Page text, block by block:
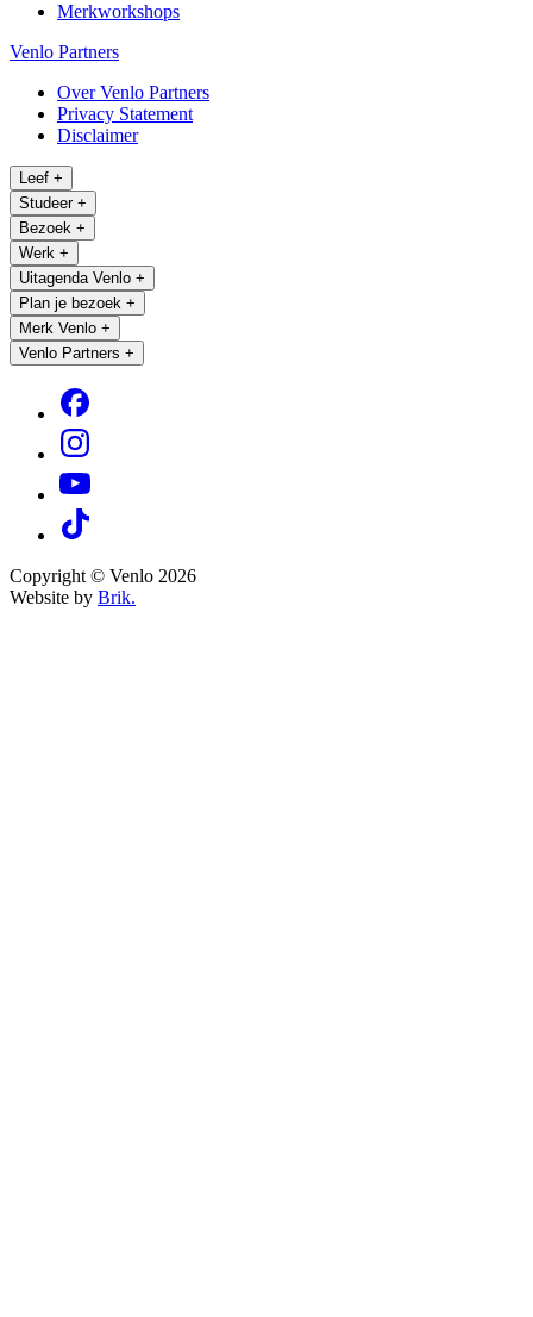
Merkworkshops
Venlo Partners
Over Venlo Partners
Privacy Statement
Disclaimer
Leef +
Studeer +
Bezoek +
Werk +
Uitagenda Venlo +
Plan je bezoek +
Merk Venlo +
Venlo Partners +
Copyright © Venlo 2026
Website by Brik.